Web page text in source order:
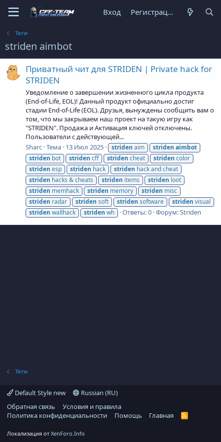
Вход Регистрация
Теги
striden aimbot
Приватный чит для STRIDEN | Private hack for
STRIDEN
Уведомление о завершении жизненного цикла продукта
(End-of-Life, EOL)! Данный продукт официально достиг
стадии End-of-Life (EOL). Друзья, вынуждены сообщить вам о
том, что мы закрываем наш проект на такую игру как
"STRIDEN". Продажа и Активация ключей отключены.
Пользователи с действующей...
Sharc Тема 13 Июл 2025 striden aim striden aimbot
striden bot striden cff striden cheat striden color
striden esp striden hack striden hack and cheat
striden hacks & cheats striden items striden loot
striden memhack striden memory striden misc
striden radar striden soft striden software striden visual
striden wallhack striden wh Ответы: 0 Форум:Striden
Теги
Default Style new
Russian (RU)
Обратная связь
Условия и правила
Политика конфиденциальности
Помощь Главная
R
Локализация от XenForo.Info